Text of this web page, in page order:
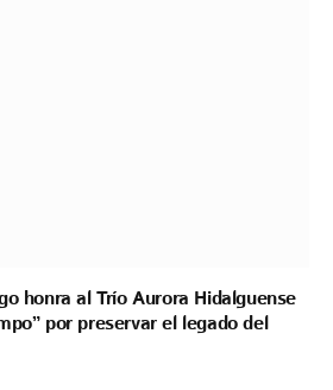
honra al Trío Aurora Hidalguense
por preservar el legado del